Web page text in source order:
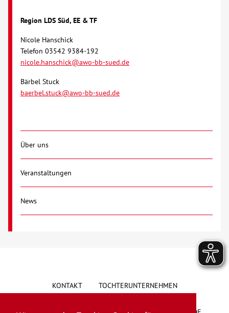
Region LDS Süd, EE & TF
Nicole Hanschick
Telefon 03542 9384-192
nicole.hanschick@awo-bb-sued.de
Bärbel Stuck
baerbel.stuck@awo-bb-sued.de
Über uns
Veranstaltungen
News
KONTAKT TOCHTERUNTERNEHMEN